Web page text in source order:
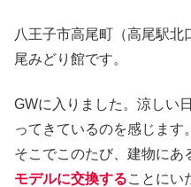
八王子市高尾町（高尾駅北
尾みどり館です。
GWに入りました。涼しい
ってきているのを感じます。
そこでこのたび、建物にあ
モデルに交換することにい